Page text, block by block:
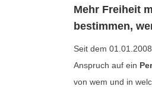
Mehr Freiheit
bestimmen,
Seit dem
Anspruch auf ein
von wem und in